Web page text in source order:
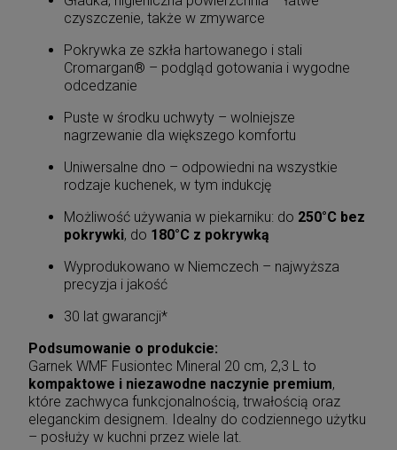
czyszczenie, także w zmywarce
Pokrywka ze szkła hartowanego i stali
Cromargan® – podgląd gotowania i wygodne
odcedzanie
Puste w środku uchwyty – wolniejsze
nagrzewanie dla większego komfortu
Uniwersalne dno – odpowiedni na wszystkie
rodzaje kuchenek, w tym indukcję
Możliwość używania w piekarniku: do 250°C bez
pokrywki, do 180°C z pokrywką
Wyprodukowano w Niemczech – najwyższa
precyzja i jakość
30 lat gwarancji*
Podsumowanie o produkcie:
Garnek WMF Fusiontec Mineral 20 cm, 2,3 L to
kompaktowe i niezawodne naczynie premium,
które zachwyca funkcjonalnością, trwałością oraz
eleganckim designem. Idealny do codziennego użytku
– posłuży w kuchni przez wiele lat.